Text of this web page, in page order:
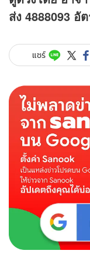
ส่ง 4888093 อั
แชร์